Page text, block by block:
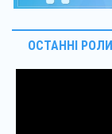
ОСТАННІ